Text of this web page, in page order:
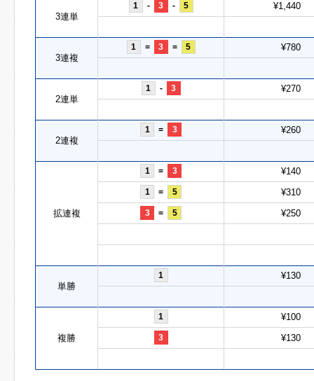
3連単
1 - 3 - 5 ¥1,440
3連複
1 = 3 = 5 ¥780
2連単
1 - 3 ¥270
2連複
1 = 3 ¥260
拡連複
1 = 3 ¥140
1 = 5 ¥310
3 = 5 ¥250
単勝
1 ¥130
複勝
1 ¥100
3 ¥130